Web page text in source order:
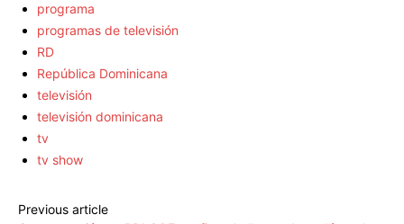
programa
programas de televisión
RD
República Dominicana
televisión
televisión dominicana
tv
tv show
Previous article